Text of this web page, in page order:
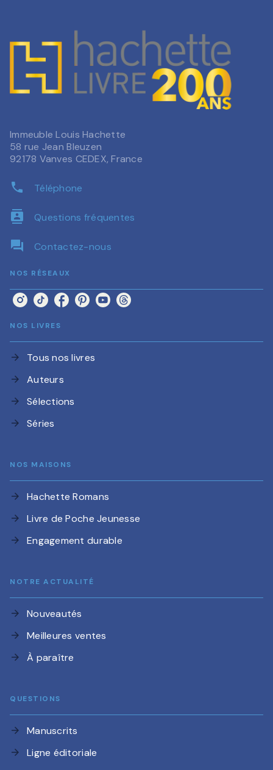
Immeuble Louis Hachette
58 rue Jean Bleuzen
92178 Vanves CEDEX, France
phone Téléphone
contacts Questions fréquentes
question_answer Contactez-nous
NOS RÉSEAUX
NOS LIVRES
arrow_forward Tous nos livres
arrow_forward Auteurs
arrow_forward Sélections
arrow_forward Séries
NOS MAISONS
arrow_forward Hachette Romans
arrow_forward Livre de Poche Jeunesse
arrow_forward Engagement durable
NOTRE ACTUALITÉ
arrow_forward Nouveautés
arrow_forward Meilleures ventes
arrow_forward À paraître
QUESTIONS
arrow_forward Manuscrits
arrow_forward Ligne éditoriale